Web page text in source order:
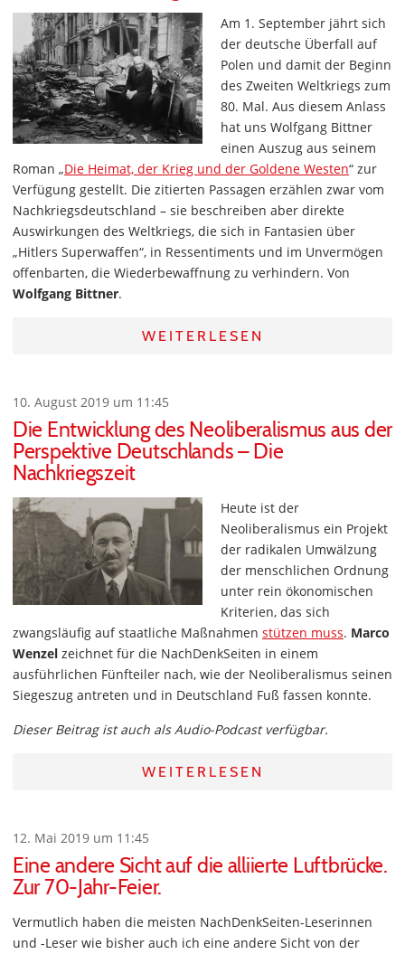
Am 1. September jährt sich
der deutsche Überfall auf
Polen und damit der Beginn
des Zweiten Weltkriegs zum
80. Mal. Aus diesem Anlass
hat uns Wolfgang Bittner
einen Auszug aus seinem
Roman „Die Heimat, der Krieg und der Goldene Westen“ zur
Verfügung gestellt. Die zitierten Passagen erzählen zwar vom
Nachkriegsdeutschland – sie beschreiben aber direkte
Auswirkungen des Weltkriegs, die sich in Fantasien über
„Hitlers Superwaffen“, in Ressentiments und im Unvermögen
offenbarten, die Wiederbewaffnung zu verhindern. Von
Wolfgang Bittner.
WEITERLESEN
10. August 2019 um 11:45
Die Entwicklung des Neoliberalismus aus der
Perspektive Deutschlands – Die
Nachkriegszeit
Heute ist der
Neoliberalismus ein Projekt
der radikalen Umwälzung
der menschlichen Ordnung
unter rein ökonomischen
Kriterien, das sich
zwangsläufig auf staatliche Maßnahmen stützen muss. Marco
Wenzel zeichnet für die NachDenkSeiten in einem
ausführlichen Fünfteiler nach, wie der Neoliberalismus seinen
Siegeszug antreten und in Deutschland Fuß fassen konnte.
Dieser Beitrag ist auch als Audio-Podcast verfügbar.
WEITERLESEN
12. Mai 2019 um 11:45
Eine andere Sicht auf die alliierte Luftbrücke.
Zur 70-Jahr-Feier.
Vermutlich haben die meisten NachDenkSeiten-Leserinnen
und -Leser wie bisher auch ich eine andere Sicht von der